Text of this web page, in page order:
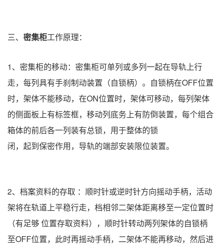
三、 密集柜工作原理：
1、密集柜的移动：密集柜可单列或多列一起在导轨上行
走，每列具有手刹制动装置（自锁柄）。自锁柄在OFF位置
时，架体不能移动，在ON位置时，架体可移动，每列架体
的侧面板上有标签框，移动列底务上有防倒装置，每个组合
箱体的前后各一列装有总锁，用于整体的锁
闭，起到保密作用，导轨的端部安装限位装置。
2、档案资料的存取 ： 顺时针或逆时针方向摇动手柄，活动
架将在轨道上平稳行走，档相邻二架体距离移至一定位置时
（有足够 位置存取资料），顺时针转动两列架体的自锁柄
至OFF位置，此时再摇动手柄，二架体不能再移动，然后进